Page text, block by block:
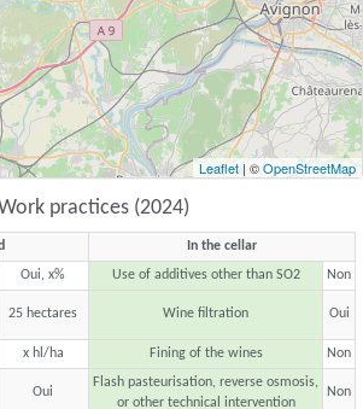
Leaflet | ©OpenStreetMap
practices (2024)
In the cellar
Oui, x% Use of additives other than SO2
Non
25 hectares Wine filtration Oui
x hl/ha Fining of the wines Non
Oui
Flash pasteurisation, reverse osmosis,
or other technical intervention
Non